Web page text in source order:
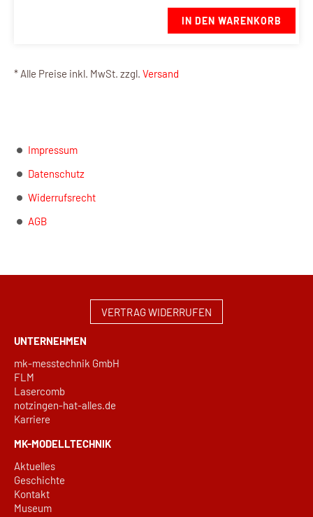
IN DEN WARENKORB
* Alle Preise inkl. MwSt. zzgl. Versand
Impressum
Datenschutz
Widerrufsrecht
AGB
VERTRAG WIDERRUFEN
UNTERNEHMEN
mk-messtechnik GmbH
FLM
Lasercomb
notzingen-hat-alles.de
Karriere
MK-MODELLTECHNIK
Aktuelles
Geschichte
Kontakt
Museum